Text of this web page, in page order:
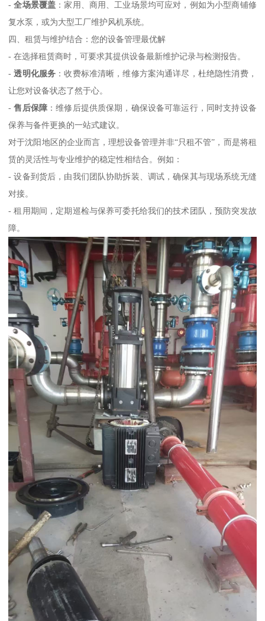
-全场景覆盖 ：家用、商用、工业场景均可应对，例如为小型商铺修
复水泵，或为大型工厂维护风机系统。
四、租赁与维护结合：您的设备管理最优解
- 在选择租赁商时，可要求其提供设备最新维护记录与检测报告。
-透明化服务 ：收费标准清晰，维修方案沟通详尽，杜绝隐性消费，
让您对设备状态了然于心。
-售后保障 ：维修后提供质保期，确保设备可靠运行，同时支持设备
保养与备件更换的一站式建议。
对于沈阳地区的企业而言，理想设备管理并非“只租不管”，而是将租
赁的灵活性与专业维护的稳定性相结合。例如：
- 设备到货后，由我们团队协助拆装、调试，确保其与现场系统无缝
对接。
- 租用期间，定期巡检与保养可委托给我们的技术团队，预防突发故
障。